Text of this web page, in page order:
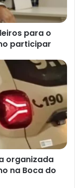
para o
participar
organizada
na Boca do